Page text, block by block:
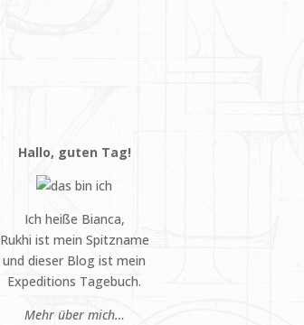
Hallo, guten Tag!
Ich heiße Bianca,
Rukhi ist mein Spitzname
und dieser Blog ist mein
Expeditions Tagebuch.
Mehr über mich…